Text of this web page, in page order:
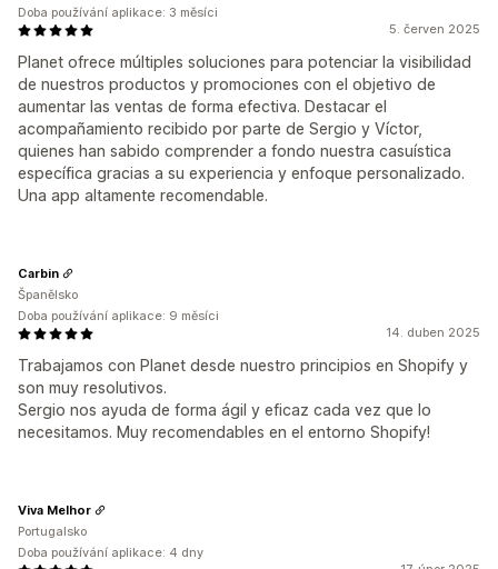
5. červen 2025
Planet ofrece múltiples soluciones para potenciar la visibilidad
de nuestros productos y promociones con el objetivo de
aumentar las ventas de forma efectiva. Destacar el
acompañamiento recibido por parte de Sergio y Víctor,
quienes han sabido comprender a fondo nuestra casuística
específica gracias a su experiencia y enfoque personalizado.
Una app altamente recomendable.
Doba používání aplikace: 3 měsíci
14. duben 2025
Trabajamos con Planet desde nuestro principios en Shopify y
son muy resolutivos.
Sergio nos ayuda de forma ágil y eficaz cada vez que lo
necesitamos. Muy recomendables en el entorno Shopify!
Carbin
Španělsko
Doba používání aplikace: 9 měsíci
Viva Melhor
Portugalsko
Doba používání aplikace: 4 dny